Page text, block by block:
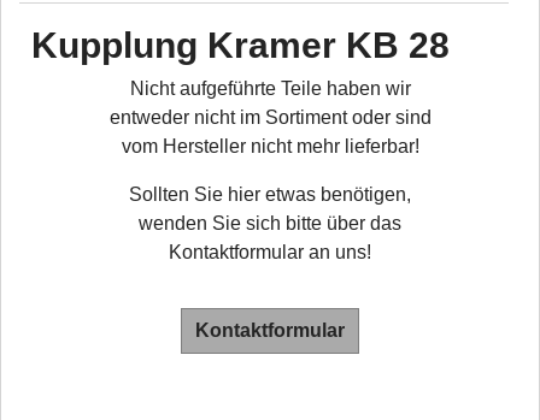
Kupplung Kramer KB 28
Nicht aufgeführte Teile haben wir
entweder nicht im Sortiment oder sind
vom Hersteller nicht mehr lieferbar!
Sollten Sie hier etwas benötigen,
wenden Sie sich bitte über das
Kontaktformular an uns!
Kontaktformular